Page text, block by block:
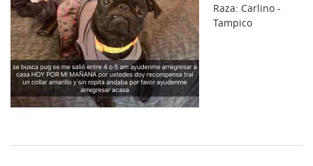
Raza: Carlino -
Tampico